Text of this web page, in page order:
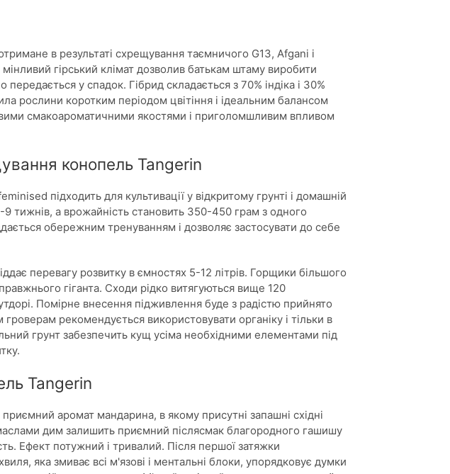
в результаті схрещування таємничого G13, Afgani і
гірський клімат дозволив батькам штаму виробити
передається у спадок. Гібрид складається з 70% індіка і 30%
рослини коротким періодом цвітіння і ідеальним балансом
смакоароматичними якостями і приголомшливим впливом
конопель Tangerin
підходить для культивації у відкритому грунті і домашній
9 тижнів, а врожайність становить 350-450 грам з одного
обережним тренуванням і дозволяє застосувати до себе
перевагу розвитку в ємностях 5-12 літрів. Горщики більшого
гіганта. Сходи рідко витягуються вище 120
Помірне внесення підживлення буде з радістю прийнято
рекомендується використовувати органіку і тільки в
грунт забезпечить кущ усіма необхідними елементами під
Tangerin
аромат мандарина, в якому присутні запашні східні
дим залишить приємний післясмак благородного гашишу
Ефект потужний і тривалий. Після першої затяжки
яка змиває всі м'язові і ментальні блоки, упорядковує думки